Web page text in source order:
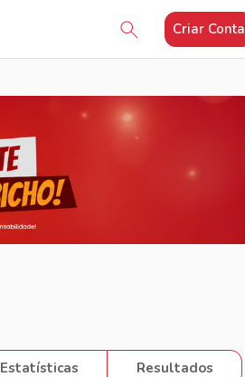
Criar Conta
Estatísticas Resultados